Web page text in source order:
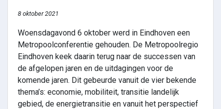
8 oktober 2021
Woensdagavond 6 oktober werd in Eindhoven een
Metropoolconferentie gehouden. De Metropoolregio
Eindhoven keek daarin terug naar de successen van
de afgelopen jaren en de uitdagingen voor de
komende jaren. Dit gebeurde vanuit de vier bekende
thema’s: economie, mobiliteit, transitie landelijk
gebied, de energietransitie en vanuit het perspectief